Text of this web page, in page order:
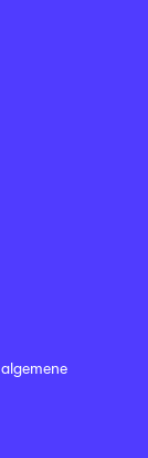
algemene